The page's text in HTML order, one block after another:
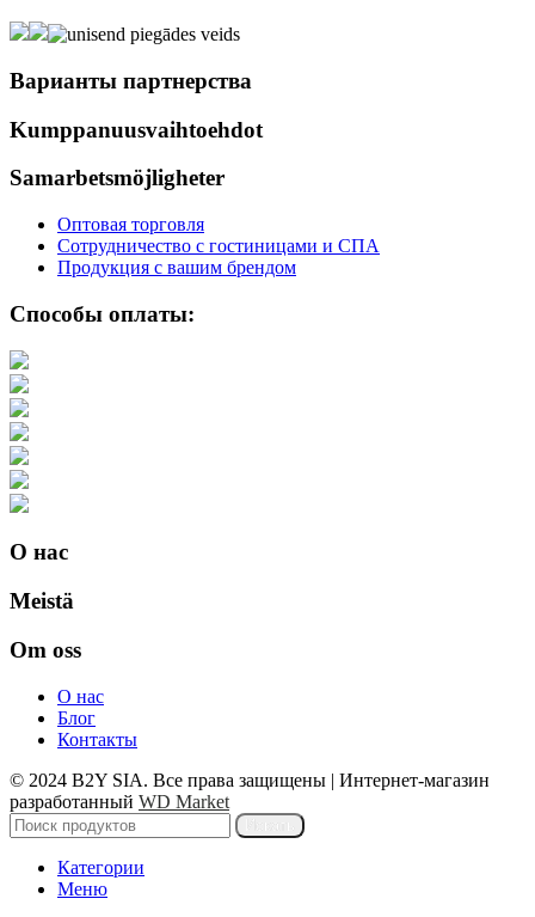
Варианты партнерства
Kumppanuusvaihtoehdot
Samarbetsmöjligheter
Оптовая торговля
Сотрудничество с гостиницами и СПА
Продукция с вашим брендом
Способы оплаты:
О нас
Meistä
Om oss
О нас
Блог
Контакты
© 2024 B2Y SIA. Все права защищены | Интернет-магазин
разработанный WD Market
Искать
Категории
Меню